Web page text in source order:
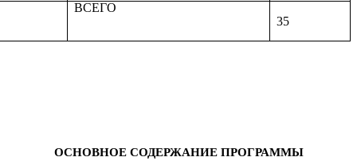
ВСЕГО
35
ОСНОВНОЕ СОДЕРЖАНИЕ ПРОГРАММЫ